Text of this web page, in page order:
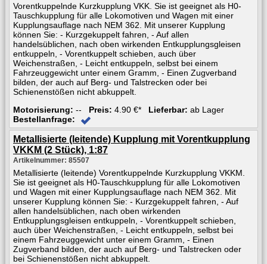
Vorentkuppelnde Kurzkupplung VKK. Sie ist geeignet als H0-
Tauschkupplung für alle Lokomotiven und Wagen mit einer
Kupplungsauflage nach NEM 362. Mit unserer Kupplung
können Sie: - Kurzgekuppelt fahren, - Auf allen
handelsüblichen, nach oben wirkenden Entkupplungsgleisen
entkuppeln, - Vorentkuppelt schieben, auch über
Weichenstraßen, - Leicht entkuppeln, selbst bei einem
Fahrzeuggewicht unter einem Gramm, - Einen Zugverband
bilden, der auch auf Berg- und Talstrecken oder bei
Schienenstößen nicht abkuppelt.
Motorisierung: -- Preis: 4.90 €* Lieferbar: ab Lager
Bestellanfrage:
Metallisierte (leitende) Kupplung mit Vorentkupplung
VKKM (2 Stück), 1:87
Artikelnummer: 85507
Metallisierte (leitende) Vorentkuppelnde Kurzkupplung VKKM.
Sie ist geeignet als H0-Tauschkupplung für alle Lokomotiven
und Wagen mit einer Kupplungsauflage nach NEM 362. Mit
unserer Kupplung können Sie: - Kurzgekuppelt fahren, - Auf
allen handelsüblichen, nach oben wirkenden
Entkupplungsgleisen entkuppeln, - Vorentkuppelt schieben,
auch über Weichenstraßen, - Leicht entkuppeln, selbst bei
einem Fahrzeuggewicht unter einem Gramm, - Einen
Zugverband bilden, der auch auf Berg- und Talstrecken oder
bei Schienenstößen nicht abkuppelt.